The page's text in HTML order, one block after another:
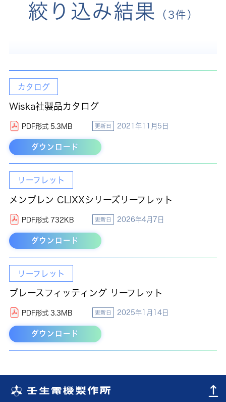
絞り込み結果 （3件）
カタログ
Wiska社製品カタログ
PDF形式 5.3MB 更新日 2021年11月5日
ダウンロード
リーフレット
メンブレン CLIXXシリーズリーフレット
PDF形式 732KB 更新日 2026年4月7日
ダウンロード
リーフレット
ブレースフィッティング リーフレット
PDF形式 3.3MB 更新日 2025年1月14日
ダウンロード